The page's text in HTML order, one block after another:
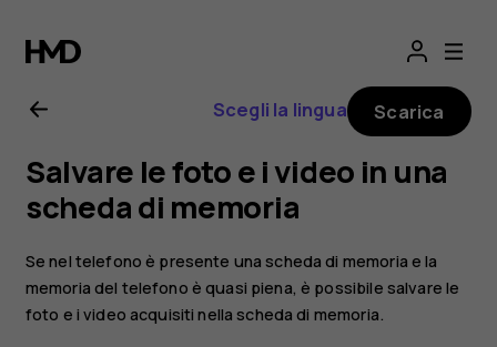
Manuale
d’uso
del
Nokia
8.1
Scegli la lingua Scarica
Salvare le foto e i video in una
scheda di memoria
Se nel telefono è presente una scheda di memoria e la
memoria del telefono è quasi piena, è possibile salvare le
foto e i video acquisiti nella scheda di memoria.